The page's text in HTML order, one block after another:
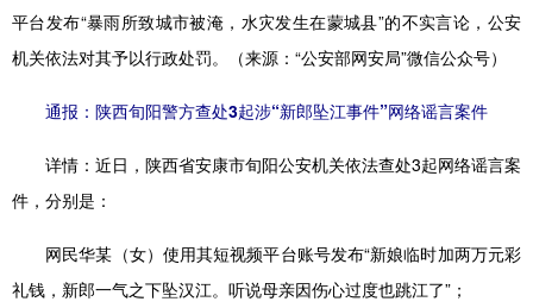
平台发布“暴雨所致城市被淹，水灾发生在蒙城县”的不实言论，公安
机关依法对其予以行政处罚。（来源：“公安部网安局”微信公众号）
通报：陕西旬阳警方查处3起涉“新郎坠江事件”网络谣言案件
详情： 近日，陕西省安康市旬阳公安机关依法查处3起网络谣言案
件，分别是：
网民华某（女）使用其短视频平台账号发布“新娘临时加两万元彩
礼钱，新郎一气之下坠汉江。听说母亲因伤心过度也跳江了”；